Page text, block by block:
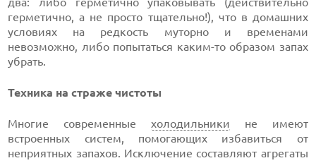
герметично, а не просто тщательно!), что в домашних
условиях на редкость муторно и временами
невозможно, либо попытаться каким-то образом запах
убрать.
Техника на страже чистоты
Многие современные холодильники не имеют
встроенных систем, помогающих избавиться от
неприятных запахов. Исключение составляют агрегаты